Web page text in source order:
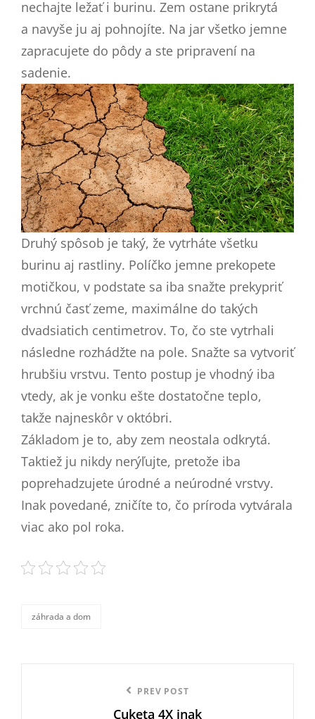
nechajte ležať i burinu. Zem ostane prikrytá
a navyše ju aj pohnojíte. Na jar všetko jemne
zapracujete do pôdy a ste pripravení na
sadenie.
Druhý spôsob je taký, že vytrháte všetku
burinu aj rastliny. Políčko jemne prekopete
motičkou, v podstate sa iba snažte prekypriť
vrchnú časť zeme, maximálne do takých
dvadsiatich centimetrov. To, čo ste vytrhali
následne rozhádžte na pole. Snažte sa vytvoriť
hrubšiu vrstvu. Tento postup je vhodný iba
vtedy, ak je vonku ešte dostatočne teplo,
takže najneskôr v októbri.
Základom je to, aby zem neostala odkrytá.
Taktiež ju nikdy nerýľujte, pretože iba
poprehadzujete úrodné a neúrodné vrstvy.
Inak povedané, zničíte to, čo príroda vytvárala
viac ako pol roka.
záhrada a dom
PREV POST
Cuketa 4X inak